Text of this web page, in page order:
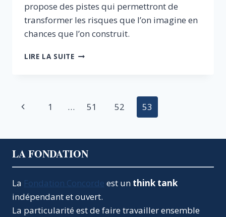
propose des pistes qui permettront de
transformer les risques que l’on imagine en
chances que l’on construit.
LIRE LA SUITELA
UNE
L’AVENIR
Navigation
page
Page
1 … 51 52 53
LA FONDATION
La Fondation Concorde est un think tank
indépendant et ouvert.
La particularité est de faire travailler ensemble